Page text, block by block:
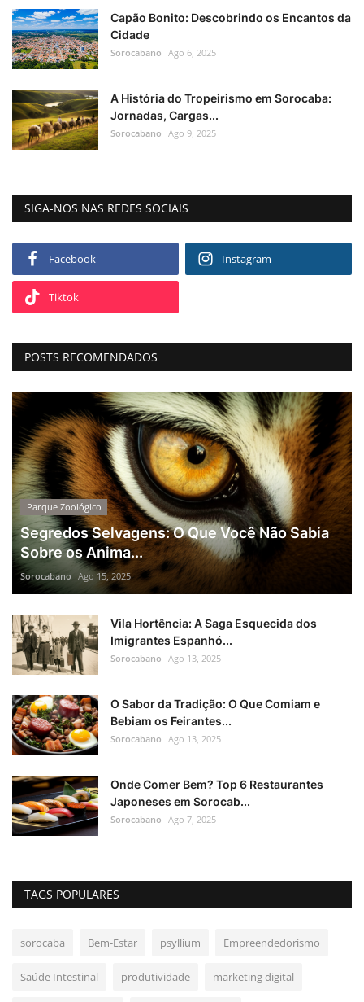
Capão Bonito: Descobrindo os Encantos da
Cidade
Sorocabano Ago 6, 2025
A História do Tropeirismo em Sorocaba:
Jornadas, Cargas...
Sorocabano Ago 9, 2025
SIGA-NOS NAS REDES SOCIAIS
Facebook Instagram
Tiktok
POSTS RECOMENDADOS
Parque Zoológico
Segredos Selvagens: O Que Você Não Sabia
Sobre os Anima...
Sorocabano Ago 15, 2025
Vila Hortência: A Saga Esquecida dos
Imigrantes Espanhó...
Sorocabano Ago 13, 2025
O Sabor da Tradição: O Que Comiam e
Bebiam os Feirantes...
Sorocabano Ago 13, 2025
Onde Comer Bem? Top 6 Restaurantes
Japoneses em Sorocab...
Sorocabano Ago 7, 2025
TAGS POPULARES
sorocaba Bem-Estar psyllium Empreendedorismo
Saúde Intestinal produtividade marketing digital